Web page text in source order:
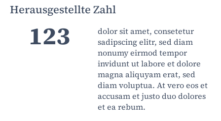
Herausgestellte Zahl
123
dolor sit amet, consetetur
sadipscing elitr, sed diam
nonumy eirmod tempor
invidunt ut labore et dolore
magna aliquyam erat, sed
diam voluptua. At vero eos et
accusam et justo duo dolores
et ea rebum.